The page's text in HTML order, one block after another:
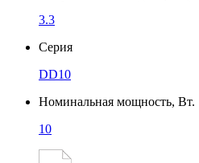
3.3
Серия
DD10
Номинальная мощность, Вт.
10